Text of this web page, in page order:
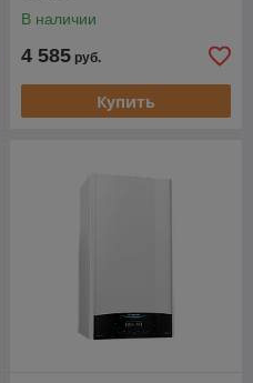
В наличии
4 585 руб.
Купить